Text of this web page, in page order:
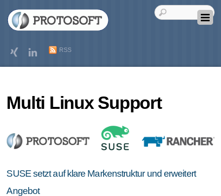
RSS
Multi Linux Support
SUSE setzt auf klare Markenstruktur und erweitert
Angebot